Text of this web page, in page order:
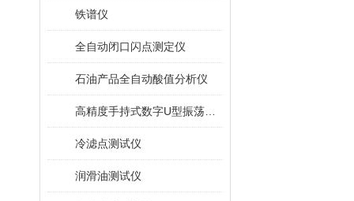
铁谱仪
全自动闭口闪点测定仪
石油产品全自动酸值分析仪
冷滤点测试仪
润滑油测试仪